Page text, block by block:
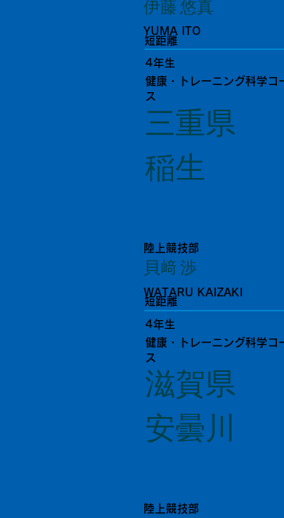
伊藤 悠真
YUMA ITO
短距離
4年生
健康・トレーニング科学コ
ス
三重県
稲生
陸上競技部
貝﨑 渉
WATARU KAIZAKI
短距離
4年生
健康・トレーニング科学コ
ス
滋賀県
安曇川
陸上競技部